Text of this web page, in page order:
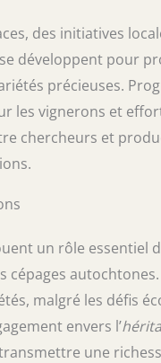
des initiatives
développent pour
précieuses.
les vignerons et
chercheurs et
un rôle essentiel
cépages
malgré les défis
envers l’
une